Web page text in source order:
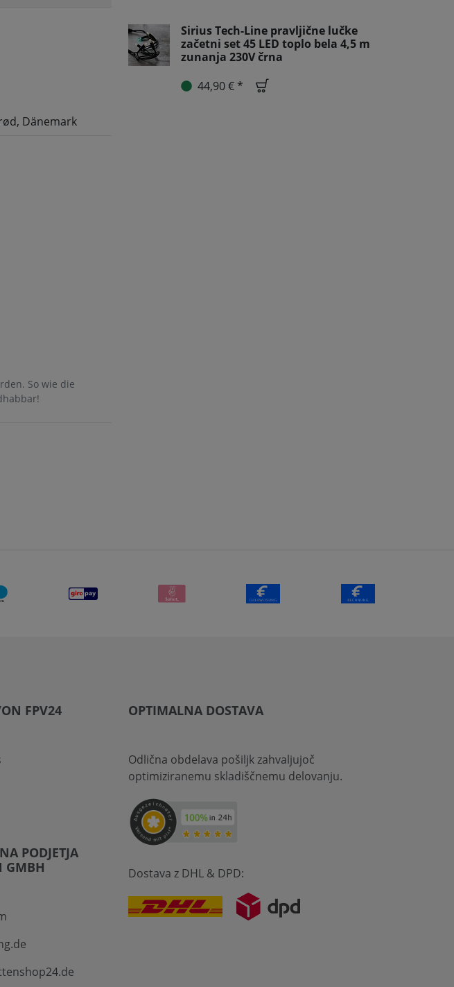
Dänemark
So wie die
Sirius Tech-Line pravljične lučke
začetni set 45 LED toplo bela 4,5 m
zunanja 230V črna
44,90 € *
FPV24
PODJETJA
GMBH
OPTIMALNA DOSTAVA
Odlična obdelava pošiljk zahvaljujoč
optimiziranemu skladiščnemu delovanju.
Dostava z DHL & DPD: